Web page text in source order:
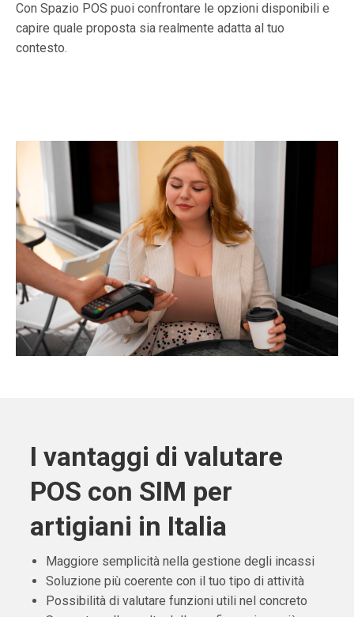
Con Spazio POS puoi confrontare le opzioni disponibili e
capire quale proposta sia realmente adatta al tuo
contesto.
I vantaggi di valutare
POS con SIM per
artigiani in Italia
Maggiore semplicità nella gestione degli incassi
Soluzione più coerente con il tuo tipo di attività
Possibilità di valutare funzioni utili nel concreto